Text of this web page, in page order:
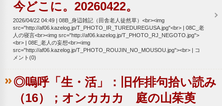
今どこに。20260422。
2026/04/22 04:49
08B_身辺雑記（田舎老人徒然草）<br><img
src="http://af06.kazelog.jp/T_PHOTO_IR_TUREDUREGUSA.jpg"<br>
08C_老
人の寝言<br><img src="http://af06.kazelog.jp/T_PHOTO_RJ_NEGOTO.jpg">
<br>
08E_老人の妄想<br><img
src="http://af06.kazelog.jp/T_PHOTO_ROUJIN_NO_MOUSOU.jpg"><br>
コ
メント(0)
◎嗚呼「生・活」：旧作排句拾い読み
（16）；オンカカカ 庭の山茱萸